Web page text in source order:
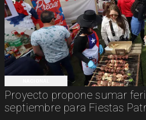
Proyecto propone sumar
septiembre para Fiestas